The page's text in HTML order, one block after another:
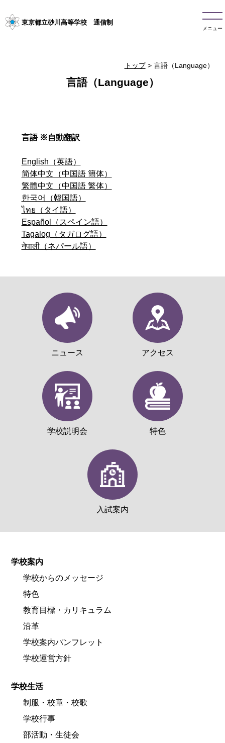
東京都立砂川高等学校 通信制
メニュー
トップ> 言語（Language）
言語（Language）
言語 ※自動翻訳
English（英語）
简体中文（中国語 簡体）
繁體中文（中国語 繁体）
한국어（韓国語）
ไทย（タイ語）
Español（スペイン語）
Tagalog（タガログ語）
नेपाली（ネパール語）
ニュース アクセス
学校説明会 特色
入試案内
学校案内
学校からのメッセージ
特色
教育目標・カリキュラム
沿革
学校案内パンフレット
学校運営方針
学校生活
制服・校章・校歌
学校行事
部活動・生徒会